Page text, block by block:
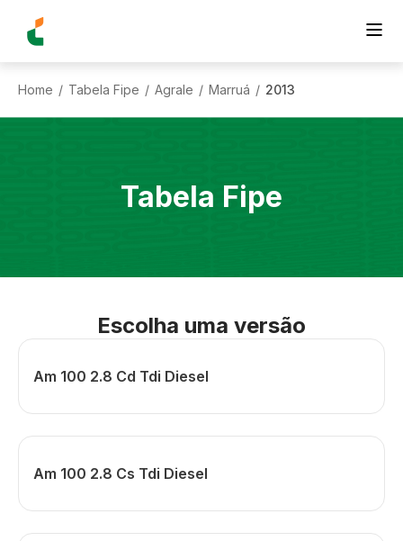
Home / Tabela Fipe / Agrale / Marruá / 2013
Tabela Fipe
Escolha uma versão
Am 100 2.8 Cd Tdi Diesel
Am 100 2.8 Cs Tdi Diesel